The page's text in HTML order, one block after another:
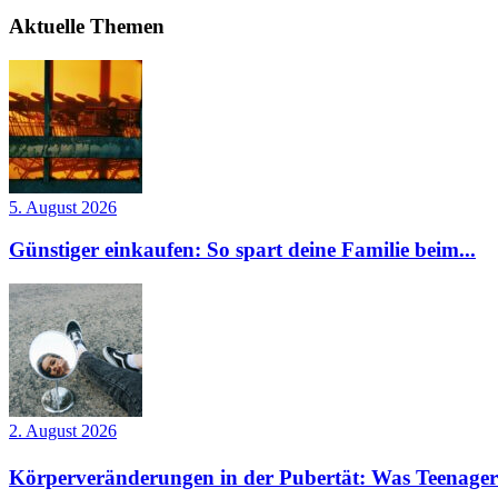
Aktuelle Themen
5. August 2026
Günstiger einkaufen: So spart deine Familie beim...
2. August 2026
Körperveränderungen in der Pubertät: Was